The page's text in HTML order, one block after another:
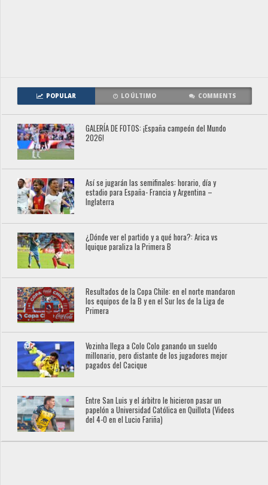
POPULAR LO ÚLTIMO COMMENTS
GALERÍA DE FOTOS: ¡España campeón del Mundo
2026!
Así se jugarán las semifinales: horario, día y
estadio para España- Francia y Argentina –
Inglaterra
¿Dónde ver el partido y a qué hora?: Arica vs
Iquique paraliza la Primera B
Resultados de la Copa Chile: en el norte mandaron
los equipos de la B y en el Sur los de la Liga de
Primera
Vozinha llega a Colo Colo ganando un sueldo
millonario, pero distante de los jugadores mejor
pagados del Cacique
Entre San Luis y el árbitro le hicieron pasar un
papelón a Universidad Católica en Quillota (Videos
del 4-0 en el Lucio Fariña)